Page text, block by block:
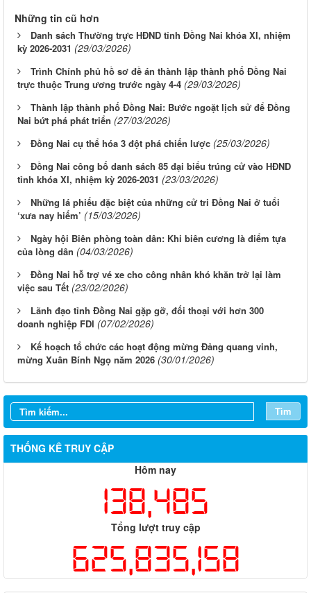
Những tin cũ hơn
Danh sách Thường trực HĐND tỉnh Đồng Nai khóa XI, nhiệm
kỳ 2026-2031 (29/03/2026)
Trình Chính phủ hồ sơ đề án thành lập thành phố Đồng Nai
trực thuộc Trung ương trước ngày 4-4 (29/03/2026)
Thành lập thành phố Đồng Nai: Bước ngoặt lịch sử để Đồng
Nai bứt phá phát triển (27/03/2026)
Ðồng Nai cụ thể hóa 3 đột phá chiến lược (25/03/2026)
Đồng Nai công bố danh sách 85 đại biểu trúng cử vào HĐND
tỉnh khóa XI, nhiệm kỳ 2026-2031 (23/03/2026)
Những lá phiếu đặc biệt của những cử tri Đồng Nai ở tuổi
‘xưa nay hiếm’ (15/03/2026)
Ngày hội Biên phòng toàn dân: Khi biên cương là điểm tựa
của lòng dân (04/03/2026)
Đồng Nai hỗ trợ vé xe cho công nhân khó khăn trở lại làm
việc sau Tết (23/02/2026)
Lãnh đạo tỉnh Đồng Nai gặp gỡ, đối thoại với hơn 300
doanh nghiệp FDI (07/02/2026)
Kế hoạch tổ chức các hoạt động mừng Đảng quang vinh,
mừng Xuân Bính Ngọ năm 2026 (30/01/2026)
Tìm
THỐNG KÊ TRUY CẬP
Hôm nay
138,485
Tổng lượt truy cập
625,835,158